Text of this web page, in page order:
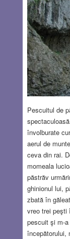
Pescuitul de
învolburate
aerul de
ceva din rai.
momeala
păstrăv
ghinionul lui,
zbată în
vreo trei peşti
pescuit şi m-
începătorului,